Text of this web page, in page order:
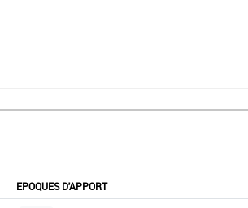
EPOQUES D'APPORT